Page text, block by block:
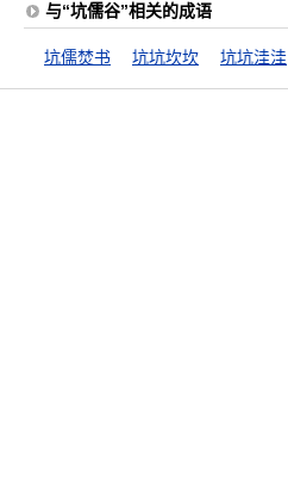
与“坑儒谷”相关的成语
坑儒焚书 坑坑坎坎 坑坑洼洼